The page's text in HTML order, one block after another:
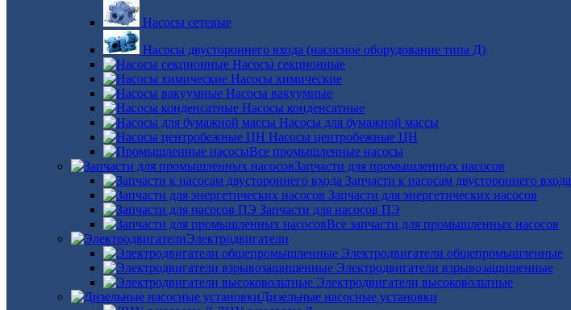
Насосы сетевые
Насосы двустороннего входа (насосное оборудование типа Д)
Насосы секционные
Насосы химические
Насосы вакуумные
Насосы конденсатные
Насосы для бумажной массы
Насосы центробежные ЦН
Все промышленные насосы
Запчасти для промышленных насосов
Запчасти к насосам двустороннего входа
Запчасти для энергетических насосов
Запчасти для насосов ПЭ
Все запчасти для промышленных насосов
Электродвигатели
Электродвигатели общепромышленные
Электродвигатели взрывозащищенные
Электродвигатели высоковольтные
Дизельные насосные установки